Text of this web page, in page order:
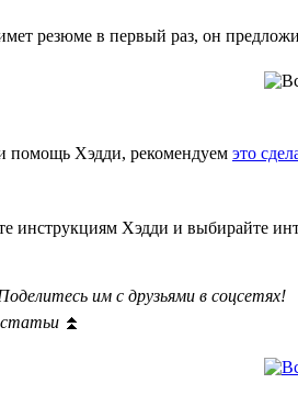
резюме в первый раз, он
помощь Хэдди, рекомендуем это
инструкциям Хэдди и выбирайте
им с друзьями в соцсетях!
⏫